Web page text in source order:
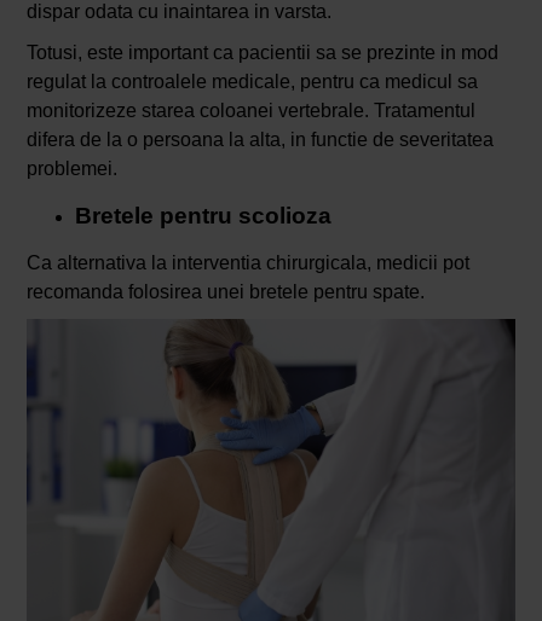
dispar odata cu inaintarea in varsta.
Totusi, este important ca pacientii sa se prezinte in mod
regulat la controalele medicale, pentru ca medicul sa
monitorizeze starea coloanei vertebrale. Tratamentul
difera de la o persoana la alta, in functie de severitatea
problemei.
Bretele pentru scolioza
Ca alternativa la interventia chirurgicala, medicii pot
recomanda folosirea unei bretele pentru spate.